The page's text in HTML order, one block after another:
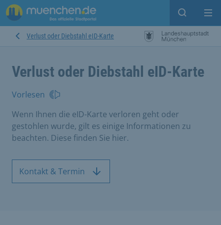
Suche
Verlust oder Diebstahl eID-Karte
Verlust oder Diebstahl eID-Karte
Vorlesen
Wenn Ihnen die eID-Karte verloren geht oder
gestohlen wurde, gilt es einige Informationen zu
beachten. Diese finden Sie hier.
Kontakt & Termin